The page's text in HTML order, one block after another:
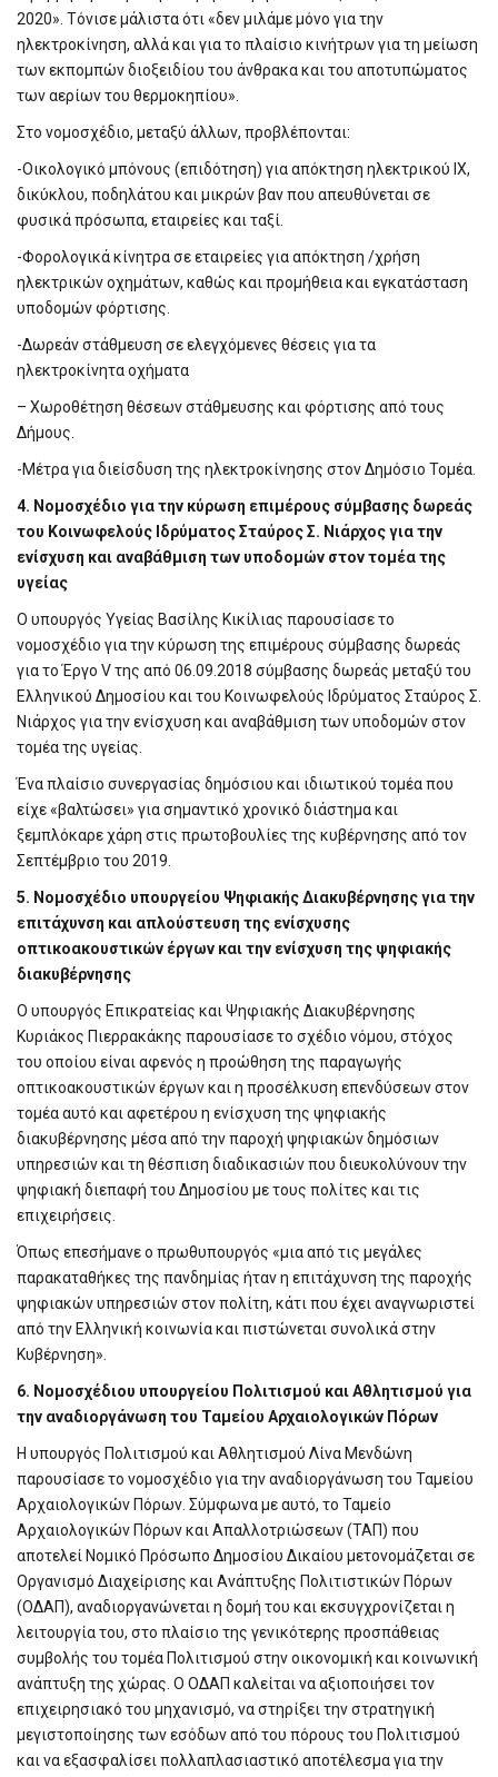
2020». Τόνισε μάλιστα ότι «δεν μιλάμε μόνο για την
ηλεκτροκίνηση, αλλά και για το πλαίσιο κινήτρων για τη μείωση
των εκπομπών διοξειδίου του άνθρακα και του αποτυπώματος
των αερίων του θερμοκηπίου».
Στο νομοσχέδιο, μεταξύ άλλων, προβλέπονται:
-Οικολογικό μπόνους (επιδότηση) για απόκτηση ηλεκτρικού ΙΧ,
δικύκλου, ποδηλάτου και μικρών βαν που απευθύνεται σε
φυσικά πρόσωπα, εταιρείες και ταξί.
-Φορολογικά κίνητρα σε εταιρείες για απόκτηση /χρήση
ηλεκτρικών οχημάτων, καθώς και προμήθεια και εγκατάσταση
υποδομών φόρτισης.
-Δωρεάν στάθμευση σε ελεγχόμενες θέσεις για τα
ηλεκτροκίνητα οχήματα
– Χωροθέτηση θέσεων στάθμευσης και φόρτισης από τους
Δήμους.
-Μέτρα για διείσδυση της ηλεκτροκίνησης στον Δημόσιο Τομέα.
4. Νομοσχέδιο για την κύρωση επιμέρους σύμβασης δωρεάς
του Κοινωφελούς Ιδρύματος Σταύρος Σ. Νιάρχος για την
ενίσχυση και αναβάθμιση των υποδομών στον τομέα της
υγείας
Ο υπουργός Υγείας Βασίλης Κικίλιας παρουσίασε το
νομοσχέδιο για την κύρωση της επιμέρους σύμβασης δωρεάς
για το Έργο V της από 06.09.2018 σύμβασης δωρεάς μεταξύ του
Ελληνικού Δημοσίου και του Κοινωφελούς Ιδρύματος Σταύρος Σ.
Νιάρχος για την ενίσχυση και αναβάθμιση των υποδομών στον
τομέα της υγείας.
Ένα πλαίσιο συνεργασίας δημόσιου και ιδιωτικού τομέα που
είχε «βαλτώσει» για σημαντικό χρονικό διάστημα και
ξεμπλόκαρε χάρη στις πρωτοβουλίες της κυβέρνησης από τον
Σεπτέμβριο του 2019.
5. Νομοσχέδιο υπουργείου Ψηφιακής Διακυβέρνησης για την
επιτάχυνση και απλούστευση της ενίσχυσης
οπτικοακουστικών έργων και την ενίσχυση της ψηφιακής
διακυβέρνησης
Ο υπουργός Επικρατείας και Ψηφιακής Διακυβέρνησης
Κυριάκος Πιερρακάκης παρουσίασε το σχέδιο νόμου, στόχος
του οποίου είναι αφενός η προώθηση της παραγωγής
οπτικοακουστικών έργων και η προσέλκυση επενδύσεων στον
τομέα αυτό και αφετέρου η ενίσχυση της ψηφιακής
διακυβέρνησης μέσα από την παροχή ψηφιακών δημόσιων
υπηρεσιών και τη θέσπιση διαδικασιών που διευκολύνουν την
ψηφιακή διεπαφή του Δημοσίου με τους πολίτες και τις
επιχειρήσεις.
Όπως επεσήμανε ο πρωθυπουργός «μια από τις μεγάλες
παρακαταθήκες της πανδημίας ήταν η επιτάχυνση της παροχής
ψηφιακών υπηρεσιών στον πολίτη, κάτι που έχει αναγνωριστεί
από την Ελληνική κοινωνία και πιστώνεται συνολικά στην
Κυβέρνηση».
6. Νομοσχέδιου υπουργείου Πολιτισμού και Αθλητισμού για
την αναδιοργάνωση του Ταμείου Αρχαιολογικών Πόρων
Η υπουργός Πολιτισμού και Αθλητισμού Λίνα Μενδώνη
παρουσίασε το νομοσχέδιο για την αναδιοργάνωση του Ταμείου
Αρχαιολογικών Πόρων. Σύμφωνα με αυτό, το Ταμείο
Αρχαιολογικών Πόρων και Απαλλοτριώσεων (ΤΑΠ) που
αποτελεί Νομικό Πρόσωπο Δημοσίου Δικαίου μετονομάζεται σε
Οργανισμό Διαχείρισης και Ανάπτυξης Πολιτιστικών Πόρων
(ΟΔΑΠ), αναδιοργανώνεται η δομή του και εκσυγχρονίζεται η
λειτουργία του, στο πλαίσιο της γενικότερης προσπάθειας
συμβολής του τομέα Πολιτισμού στην οικονομική και κοινωνική
ανάπτυξη της χώρας. Ο ΟΔΑΠ καλείται να αξιοποιήσει τον
επιχειρησιακό του μηχανισμό, να στηρίξει την στρατηγική
μεγιστοποίησης των εσόδων από του πόρους του Πολιτισμού
και να εξασφαλίσει πολλαπλασιαστικό αποτέλεσμα για την